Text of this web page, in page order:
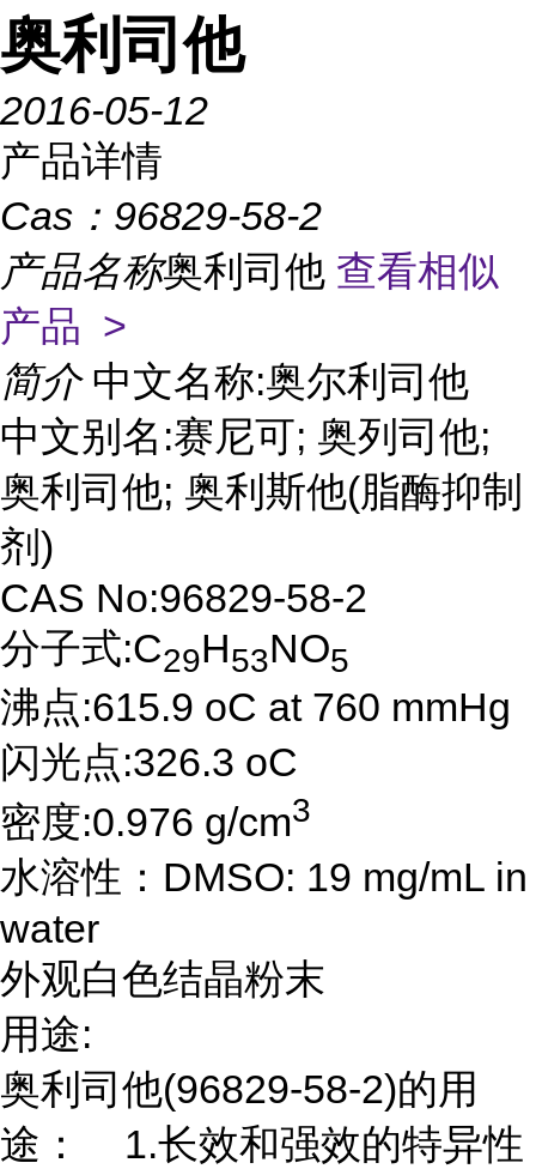
奥利司他
2016-05-12
产品详情
Cas： 96829-58-2
产品名称奥利司他 查看相似
产品 >
简介 中文名称:奥尔利司他
中文别名:赛尼可; 奥列司他;
奥利司他; 奥利斯他(脂酶抑制
剂)
CAS No:96829-58-2
分子式:C29H53NO5
沸点:615.9 oC at 760 mmHg
闪光点:326.3 oC
密度:0.976 g/cm3
水溶性：DMSO: 19 mg/mL in
water
外观白色结晶粉末
用途:
奥利司他(96829-58-2)的用
途： 1.长效和强效的特异性